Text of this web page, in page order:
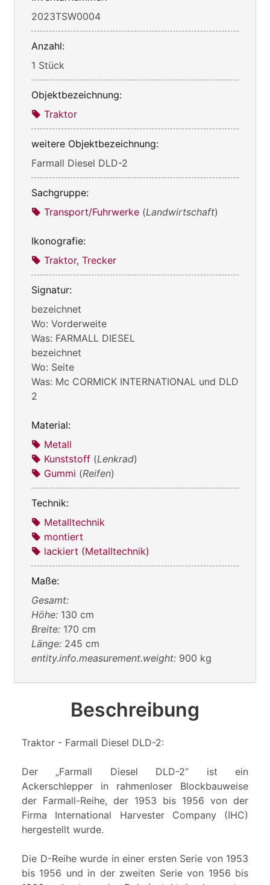
2023TSW0004
Anzahl:
1 Stück
Objektbezeichnung:
Traktor
weitere Objektbezeichnung:
Farmall Diesel DLD-2
Sachgruppe:
Transport/Fuhrwerke (Landwirtschaft)
Ikonografie:
Traktor, Trecker
Signatur:
bezeichnet
Wo: Vorderweite
Was: FARMALL DIESEL
bezeichnet
Wo: Seite
Was: Mc CORMICK INTERNATIONAL und DLD
2
Material:
Metall
Kunststoff (Lenkrad)
Gummi (Reifen)
Technik:
Metalltechnik
montiert
lackiert (Metalltechnik)
Maße:
Gesamt:
Höhe: 130 cm
Breite: 170 cm
Länge: 245 cm
entity.info.measurement.weight: 900 kg
Beschreibung
Traktor - Farmall Diesel DLD-2:
Der „Farmall Diesel DLD-2“ ist ein
Ackerschlepper in rahmenloser Blockbauweise
der Farmall-Reihe, der 1953 bis 1956 von der
Firma International Harvester Company (IHC)
hergestellt wurde.
Die D-Reihe wurde in einer ersten Serie von 1953
bis 1956 und in der zweiten Serie von 1956 bis